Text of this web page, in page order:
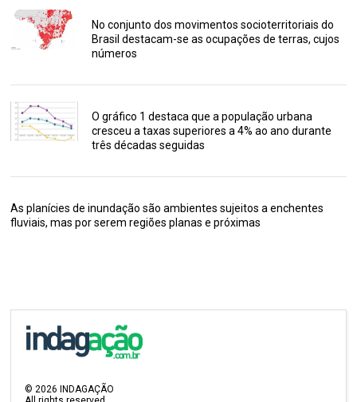
No conjunto dos movimentos socioterritoriais do
Brasil destacam-se as ocupações de terras, cujos
números
O gráfico 1 destaca que a população urbana
cresceu a taxas superiores a 4% ao ano durante
três décadas seguidas
As planícies de inundação são ambientes sujeitos a enchentes
fluviais, mas por serem regiões planas e próximas
©2026 INDAGAÇÃO